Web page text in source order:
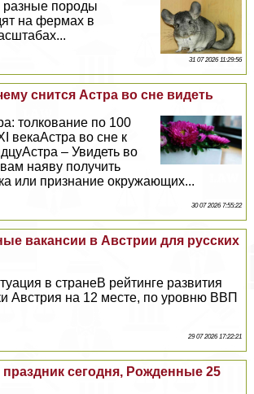
породы
на фермах в
31 07 2026 11:29:56
снится Астра во сне видеть
толкование по 100
векаАстра во сне к
– Увидеть во
наяву получить
или признание окружающих...
30 07 2026 7:55:22
вакансии в Австрии для русских
в странеВ рейтинге развития
Австрия на 12 месте, по уровню ВВП
29 07 2026 17:22:21
праздник сегодня, Рожденные 25